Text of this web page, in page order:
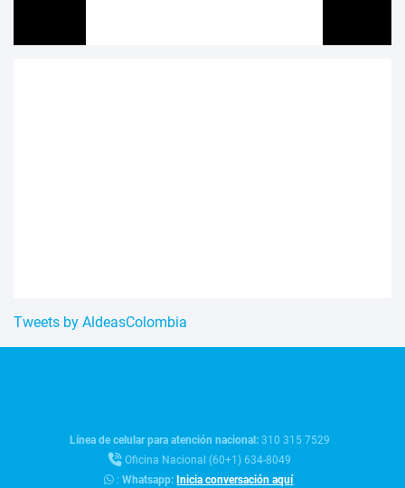
Tweets by AldeasColombia
Línea de celular para atención nacional:310 315 7529
Oficina Nacional (60+1) 634-8049
:Whatsapp: Inicia conversación aquí